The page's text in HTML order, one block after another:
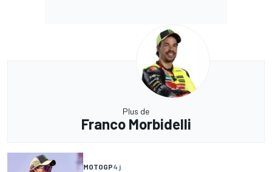
Plus de
Franco Morbidelli
MOTOGP4 j